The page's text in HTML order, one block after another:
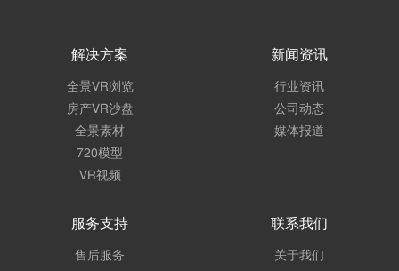
解决方案
全景VR浏览
房产VR沙盘
全景素材
720模型
VR视频
新闻资讯
行业资讯
公司动态
媒体报道
服务支持
售后服务
联系我们
关于我们